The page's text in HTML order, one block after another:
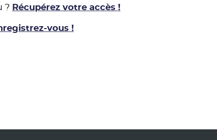
? Récupérez votre accès !
vous !